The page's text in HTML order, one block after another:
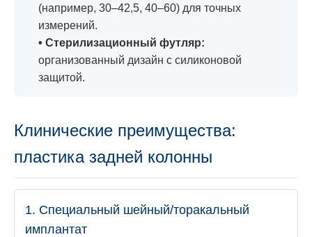
(например, 30–42,5, 40–60) для точных
измерений.
• Стерилизационный футляр:
организованный дизайн с силиконовой
защитой.
Клинические преимущества:
пластика задней колонны
1. Специальный шейный/торакальный
имплантат